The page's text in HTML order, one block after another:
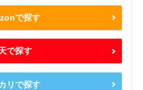
で探す
で探す
リで探す